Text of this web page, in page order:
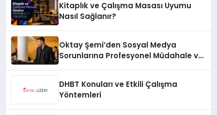
Kitaplık ve Çalışma Masası Uyumu
Nasıl Sağlanır?
Oktay Şemi’den Sosyal Medya
Sorunlarına Profesyonel Müdahale ve
DHBT Konuları ve Etkili Çalışma
Yöntemleri